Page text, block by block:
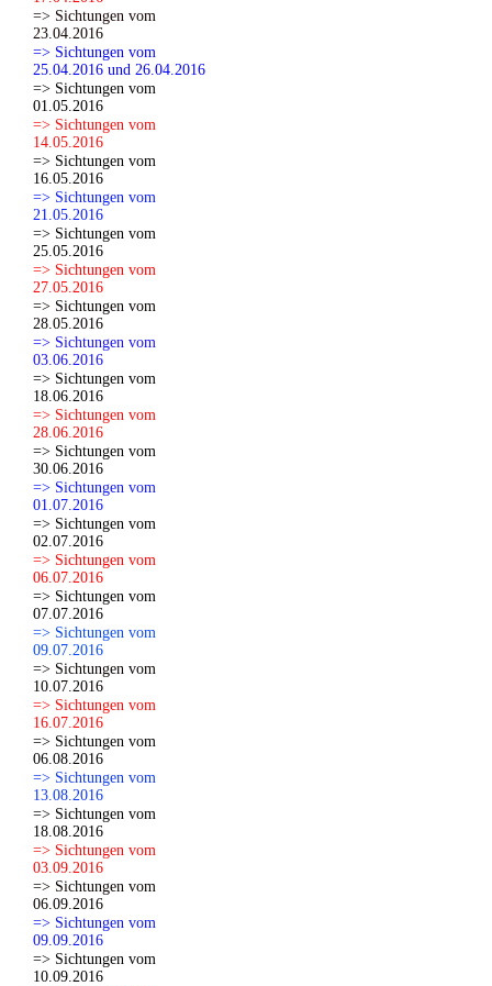
=> Sichtungen vom
23.04.2016
=> Sichtungen vom
25.04.2016 und 26.04.2016
=> Sichtungen vom
01.05.2016
=> Sichtungen vom
14.05.2016
=> Sichtungen vom
16.05.2016
=> Sichtungen vom
21.05.2016
=> Sichtungen vom
25.05.2016
=> Sichtungen vom
27.05.2016
=> Sichtungen vom
28.05.2016
=> Sichtungen vom
03.06.2016
=> Sichtungen vom
18.06.2016
=> Sichtungen vom
28.06.2016
=> Sichtungen vom
30.06.2016
=> Sichtungen vom
01.07.2016
=> Sichtungen vom
02.07.2016
=> Sichtungen vom
06.07.2016
=> Sichtungen vom
07.07.2016
=> Sichtungen vom
09.07.2016
=> Sichtungen vom
10.07.2016
=> Sichtungen vom
16.07.2016
=> Sichtungen vom
06.08.2016
=> Sichtungen vom
13.08.2016
=> Sichtungen vom
18.08.2016
=> Sichtungen vom
03.09.2016
=> Sichtungen vom
06.09.2016
=> Sichtungen vom
09.09.2016
=> Sichtungen vom
10.09.2016